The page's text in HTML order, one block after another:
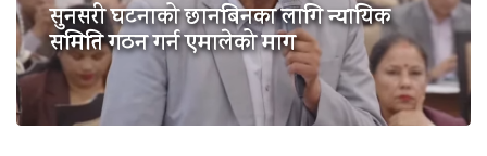
सुनसरी घटनाको छानबिनका लागि न्यायिक
समिति गठन गर्न एमालेको माग